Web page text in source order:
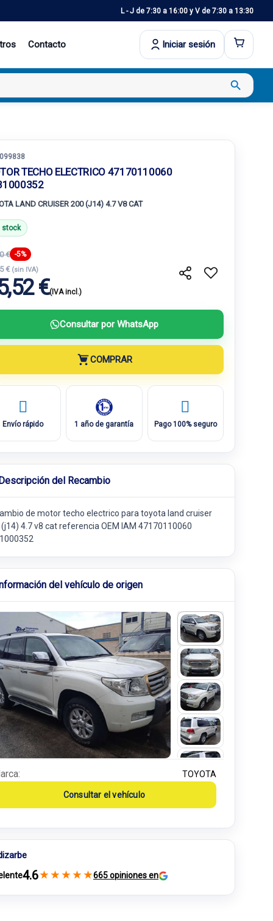
L - J de 7:30 a 16:00 y V de 7:30 a 13:30
Contacto Iniciar sesión
search
TECHO ELECTRICO 47170110060
LAND CRUISER 200 (J14) 4.7 V8 CAT
stock
€ -5%
€ (sin IVA)
€(IVA incl.)
Consultar por WhatsApp
COMPRAR
Envío rápido 1 año de garantía Pago 100% seguro
del Recambio
de motor techo electrico para toyota land cruiser
4.7 v8 cat referencia OEM IAM 47170110060
del vehículo de origen
TOYOTA
Consultar el vehículo
4.6★ ★ ★ ★ ★665 opiniones en